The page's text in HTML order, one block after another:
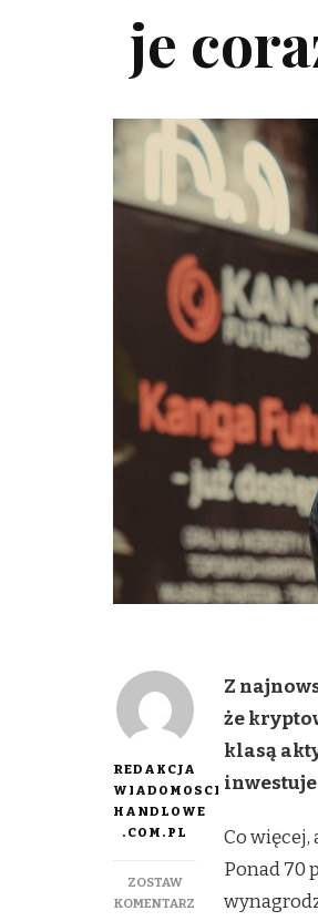
je
REDAKCJA
WIADOMOSCI
HANDLOWE
.COM.PL
ZOSTAW
KOMENTARZ
Z
że
klasą
inwestuje
Co
Ponad 70